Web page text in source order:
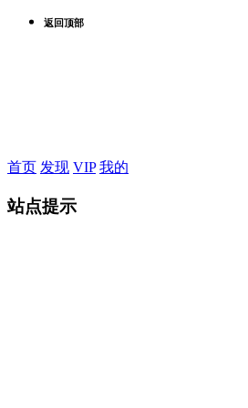
返回顶部
首页 发现 VIP 我的
站点提示